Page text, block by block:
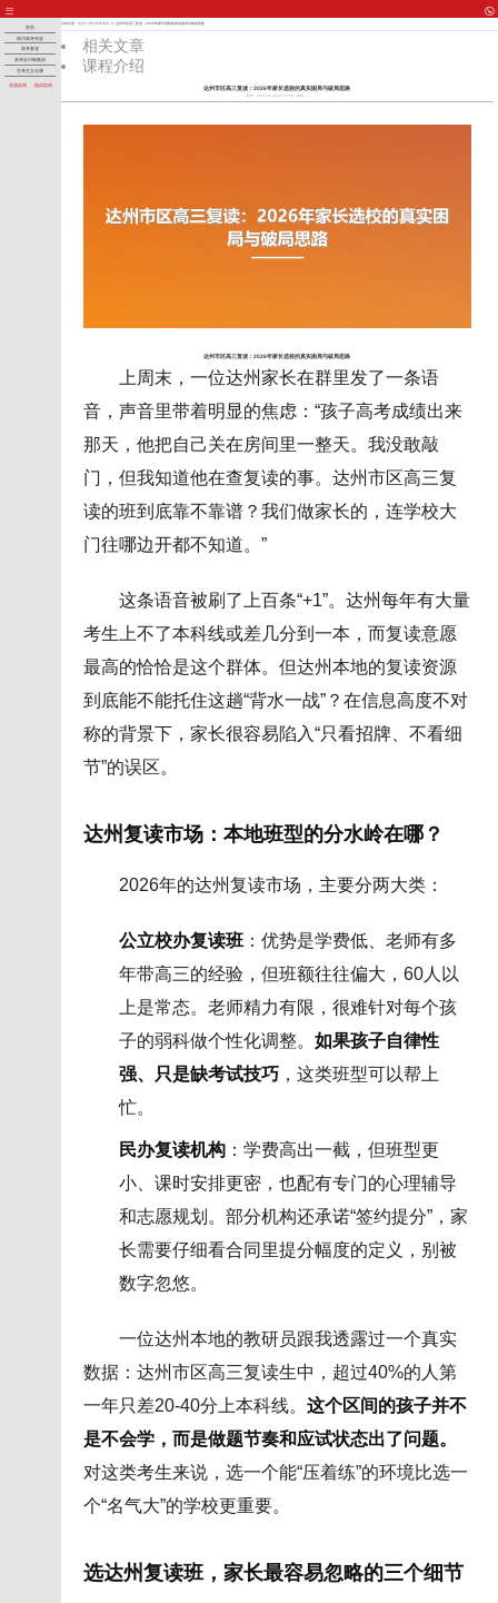
首页
四川高考专攻
高考复读
高考全日制集训
艺考生文化课
在线咨询 电话咨询
当前位置： 首页 >>四川高考专攻>> 达州市区高三复读：2026年家长选校的真实困局与破局思路
相关文章
课程介绍
达州市区高三复读：2026年家长选校的真实困局与破局思路
时间：2026-05-30 22:42:26 来源：
达州市区高三复读：2026年家长选校的真实困局与破局思路
上周末，一位达州家长在群里发了一条语
音，声音里带着明显的焦虑：“孩子高考成绩出来
那天，他把自己关在房间里一整天。我没敢敲
门，但我知道他在查复读的事。达州市区高三复
读的班到底靠不靠谱？我们做家长的，连学校大
门往哪边开都不知道。”
这条语音被刷了上百条“+1”。达州每年有大量
考生上不了本科线或差几分到一本，而复读意愿
最高的恰恰是这个群体。但达州本地的复读资源
到底能不能托住这趟“背水一战”？在信息高度不对
称的背景下，家长很容易陷入“只看招牌、不看细
节”的误区。
达州复读市场：本地班型的分水岭在哪？
2026年的达州复读市场，主要分两大类：
公立校办复读班：优势是学费低、老师有多
年带高三的经验，但班额往往偏大，60人以
上是常态。老师精力有限，很难针对每个孩
子的弱科做个性化调整。 如果孩子自律性
强、只是缺考试技巧，这类班型可以帮上
忙。
民办复读机构：学费高出一截，但班型更
小、课时安排更密，也配有专门的心理辅导
和志愿规划。部分机构还承诺“签约提分”，家
长需要仔细看合同里提分幅度的定义，别被
数字忽悠。
一位达州本地的教研员跟我透露过一个真实
数据：达州市区高三复读生中，超过40%的人第
一年只差20-40分上本科线。 这个区间的孩子并不
是不会学，而是做题节奏和应试状态出了问题。
对这类考生来说，选一个能“压着练”的环境比选一
个“名气大”的学校更重要。
选达州复读班，家长最容易忽略的三个细节